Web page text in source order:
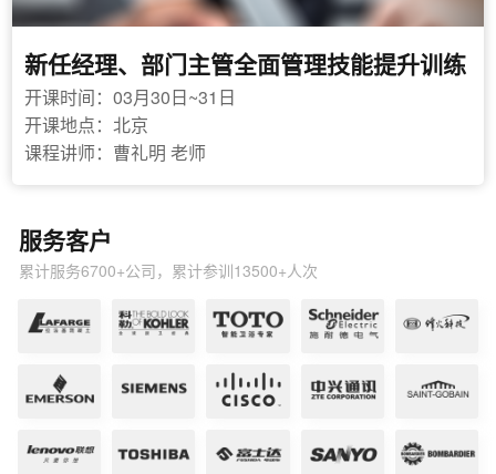
新任经理、部门主管全面管理技能提升训练
开课时间：03月30日~31日
开课地点：北京
课程讲师：曹礼明 老师
服务客户
累计服务6700+公司，累计参训13500+人次